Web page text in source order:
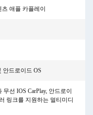
애플 카플레이
안드로이드 OS
무선 IOS CarPlay, 안드로이
링크를 지원하는 멀티미디